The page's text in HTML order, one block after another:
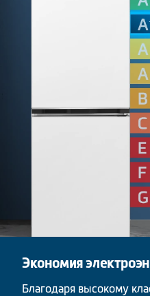
Экономия
Благодаря высокому